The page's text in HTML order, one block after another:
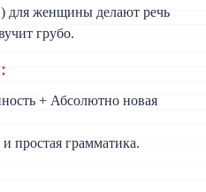
женщины делают речь
грубо.
+ Абсолютно новая
простая грамматика.